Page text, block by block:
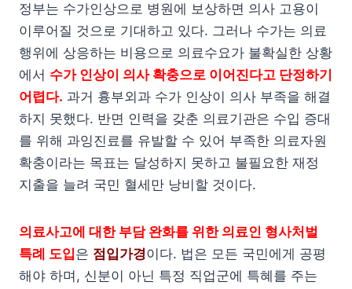
정부는 수가인상으로 병원에 보상하면 의사 고용이
이루어질 것으로 기대하고 있다. 그러나 수가는 의료
행위에 상응하는 비용으로 의료수요가 불확실한 상황
에서 수가 인상이 의사 확충으로 이어진다고 단정하기
어렵다. 과거 흉부외과 수가 인상이 의사 부족을 해결
하지 못했다. 반면 인력을 갖춘 의료기관은 수입 증대
를 위해 과잉진료를 유발할 수 있어 부족한 의료자원
확충이라는 목표는 달성하지 못하고 불필요한 재정
지출을 늘려 국민 혈세만 낭비할 것이다.
의료사고에 대한 부담 완화를 위한 의료인 형사처벌
특례 도입은 점입가경이다. 법은 모든 국민에게 공평
해야 하며, 신분이 아닌 특정 직업군에 특혜를 주는